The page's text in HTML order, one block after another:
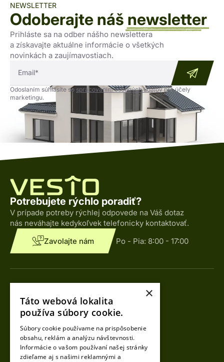
NEWSLETTER
Odoberajte náš newsletter
Prihláste sa na odber nášho newslettera
a získavajte aktuálne informácie o všetkých
novinkách a zaujímavostiach.
Odoslaním súhlasíte so spracovaním osobných údajovpre účely
marketingu.
Potrebujete rýchlo poradiť?
V prípade potreby rýchlej odpovede na Váš dotaz
nás neváhajte kedykoľvek telefonicky kontaktovať.
Zavolajte nám
Po - Pia: 8:00 - 17:00
Tomáš Loy
CEO
+421 918 490 990
info@vesto.sk
×
Táto webová lokalita
používa súbory cookie.
Súbory cookie používame na prispôsobenie
obsahu, reklám a analýzu návštevnosti.
Informácie o vašom používaní našej stránky
zdieľame aj s našimi reklamnými a